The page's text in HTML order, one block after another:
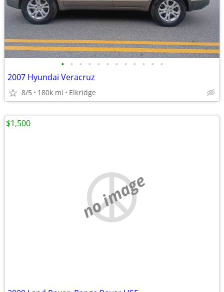
• • • • • • • • • • • •
2007 Hyundai Veracruz
8/5 180k mi Elkridge
no image
$1,500